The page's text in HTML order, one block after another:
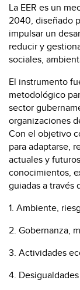
La EER es un
2040, diseñado
impulsar un
reducir y
sociales,
El instrumento
metodológico
sector
organizaciones
Con el objetivo
para adaptarse,
actuales y
conocimientos,
guiadas a través
1. Ambiente,
2. Gobernanza,
3. Actividades
4.